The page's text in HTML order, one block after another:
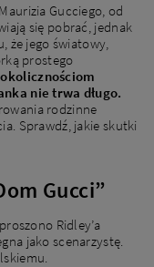
Gucciego, od
się pobrać, jednak
że jego światowy,
prostego
nie trwa długo.
rodzinne
Sprawdź, jakie skutki
Gucci”
Ridley’a
jako scenarzystę.